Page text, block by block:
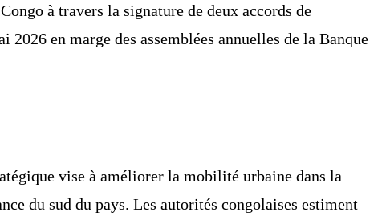
à travers la signature de deux accords de
en marge des assemblées annuelles de la Banque
vise à améliorer la mobilité urbaine dans la
du sud du pays. Les autorités congolaises estiment